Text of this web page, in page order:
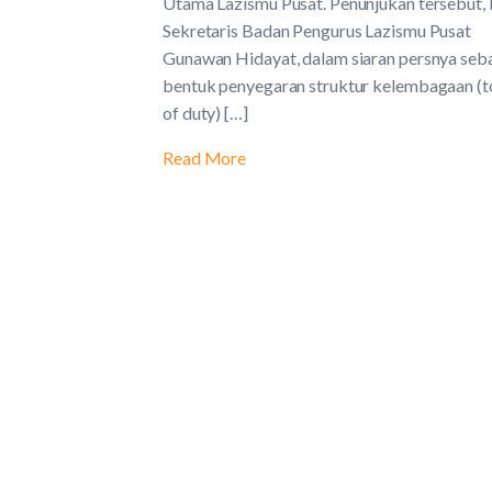
Sekretaris Badan Pengurus Lazismu Pusat
Gunawan Hidayat, dalam siaran persnya
bentuk penyegaran struktur kelembagaan
of duty) […]
Read More